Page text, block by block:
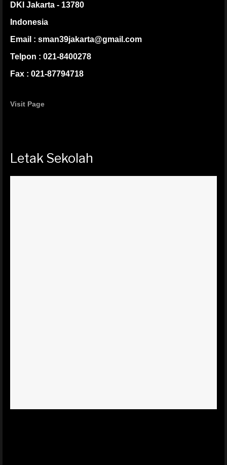
DKI Jakarta - 13780
Indonesia
Email : sman39jakarta@gmail.com
Telpon : 021-8400278
Fax : 021-87794718
Visit Page
Letak Sekolah